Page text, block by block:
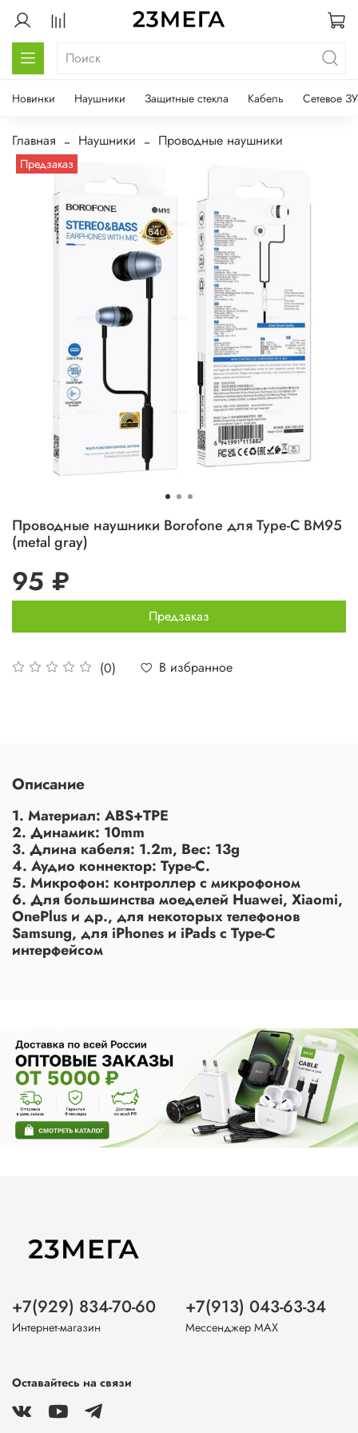
Новинки Наушники Защитные стекла Кабель Сетевое ЗУ
Главная Наушники Проводные наушники
Предзаказ
Проводные наушники Borofone для Type-C BM95
(metal gray)
(0) В избранное
95 ₽
Предзаказ
Описание
1. Материал: ABS+TPE
2. Динамик: 10mm
3. Длина кабеля: 1.2m, Вес: 13g
4. Аудио коннектор: Type-C.
5. Микрофон: контроллер с микрофоном
6. Для большинства моеделей Huawei, Xiaomi,
OnePlus и др., для некоторых телефонов
Samsung, для iPhones и iPads с Type-C
интерфейсом
+7(929) 834-70-60
Интернет-магазин
+7(913) 043-63-34
Мессенджер MAX
Оставайтесь на связи